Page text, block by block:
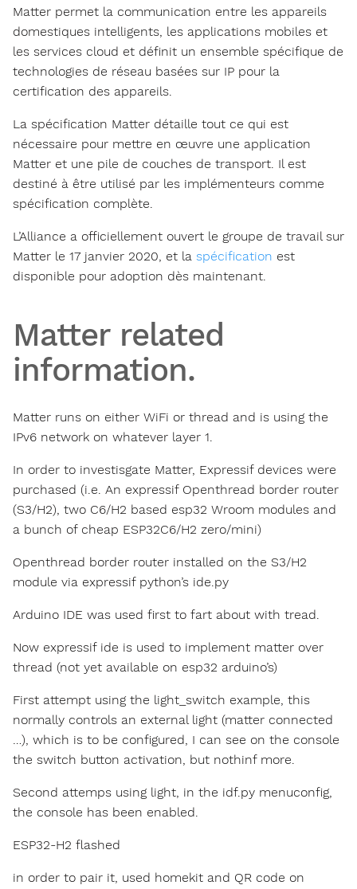
Matter permet la communication entre les appareils
domestiques intelligents, les applications mobiles et
les services cloud et définit un ensemble spécifique de
technologies de réseau basées sur IP pour la
certification des appareils.
La spécification Matter détaille tout ce qui est
nécessaire pour mettre en œuvre une application
Matter et une pile de couches de transport. Il est
destiné à être utilisé par les implémenteurs comme
spécification complète.
L’Alliance a officiellement ouvert le groupe de travail sur
Matter le 17 janvier 2020, et la spécification est
disponible pour adoption dès maintenant.
Matter related
information.
Matter runs on either WiFi or thread and is using the
IPv6 network on whatever layer 1.
In order to investisgate Matter, Expressif devices were
purchased (i.e. An expressif Openthread border router
(S3/H2), two C6/H2 based esp32 Wroom modules and
a bunch of cheap ESP32C6/H2 zero/mini)
Openthread border router installed on the S3/H2
module via expressif python’s ide.py
Arduino IDE was used first to fart about with tread.
Now expressif ide is used to implement matter over
thread (not yet available on esp32 arduino’s)
First attempt using the light_switch example, this
normally controls an external light (matter connected
…), which is to be configured, I can see on the console
the switch button activation, but nothinf more.
Second attemps using light, in the idf.py menuconfig,
the console has been enabled.
ESP32-H2 flashed
in order to pair it, used homekit and QR code on